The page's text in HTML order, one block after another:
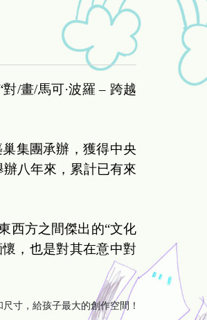
/畫/馬可·波羅 – 跨越
集團承辦，獲得中央
八年來，累計已有來
西方之間傑出的“文化
，也是對其在意中對
寸，給孩子最大的創作空間！作品徵集截止